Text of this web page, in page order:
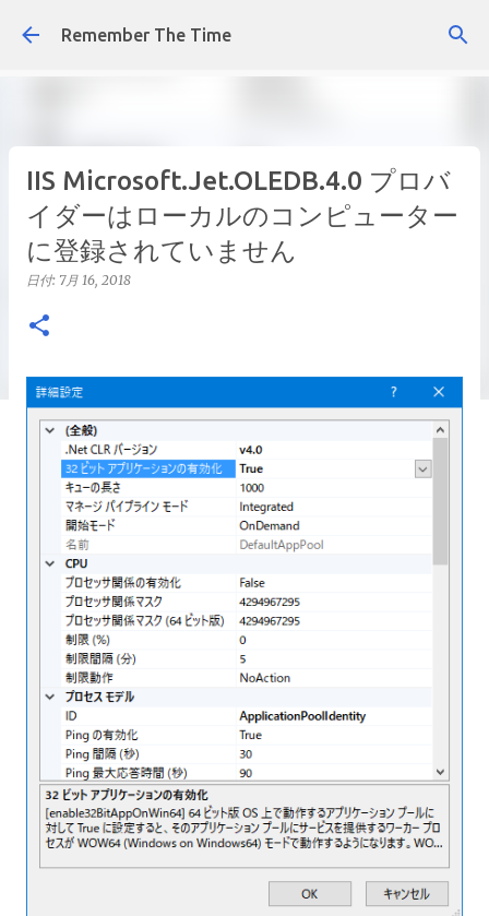
スキップしてメイン コンテンツに移動
Remember The Time
IIS Microsoft.Jet.OLEDB.4.0 プロバ
イダーはローカルのコンピューター
に登録されていません
日付: 7月 16, 2018